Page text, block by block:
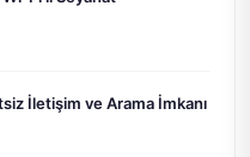
İletişim ve Arama İmkanı